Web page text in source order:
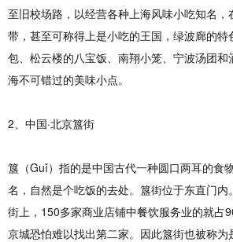
至旧校场路，以经营各种上海风味小吃知名
带，甚至可称得上是小吃的王国，绿波廊的
包、松云楼的八宝饭、南翔小笼、宁波汤团
海不可错过的美味小点。
2、中国·北京簋街
簋（Guǐ）指的是中国古代一种圆口两耳的食
名，自然是个吃饭的去处。簋街位于东直门
街上，150多家商业店铺中餐饮服务业的就占
京城恐怕难以找出第二家。因此簋街也被称为